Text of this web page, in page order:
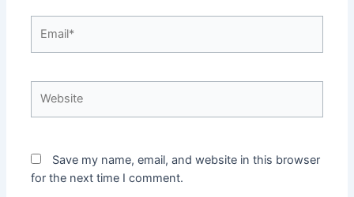
Save my name, email, and website in this browser
for the next time I comment.